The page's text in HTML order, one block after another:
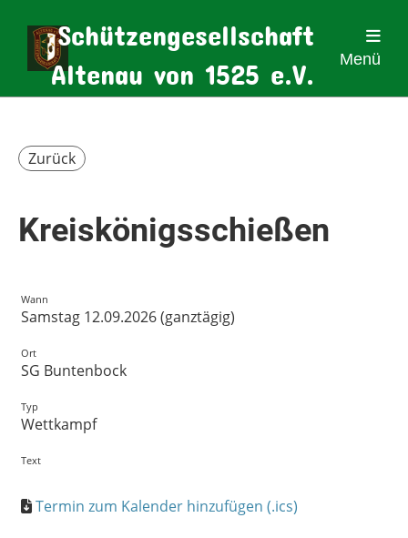
Schützengesellschaft
Altenau von 1525 e.V.
Menü
Zurück
Kreiskönigsschießen
Wann
Samstag 12.09.2026 (ganztägig)
Ort
SG Buntenbock
Typ
Wettkampf
Text
Termin zum Kalender hinzufügen (.ics)